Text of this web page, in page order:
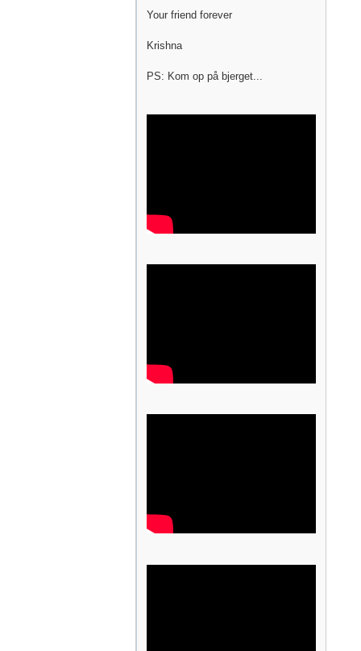
Your friend forever
Krishna
PS: Kom op på bjerget...